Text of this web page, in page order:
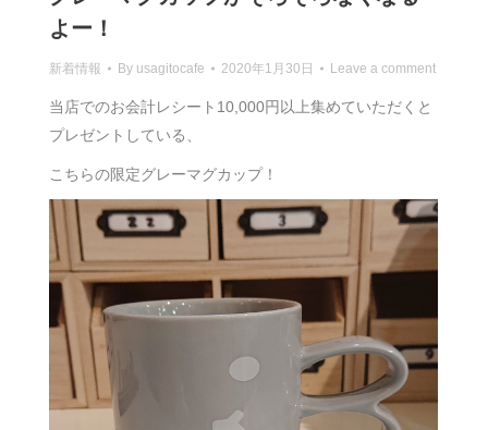
よー！
新着情報 By usagitocafe 2020年1月30日 Leave a comment
当店でのお会計レシート10,000円以上集めていただくと
プレゼントしている、
こちらの限定グレーマグカップ！